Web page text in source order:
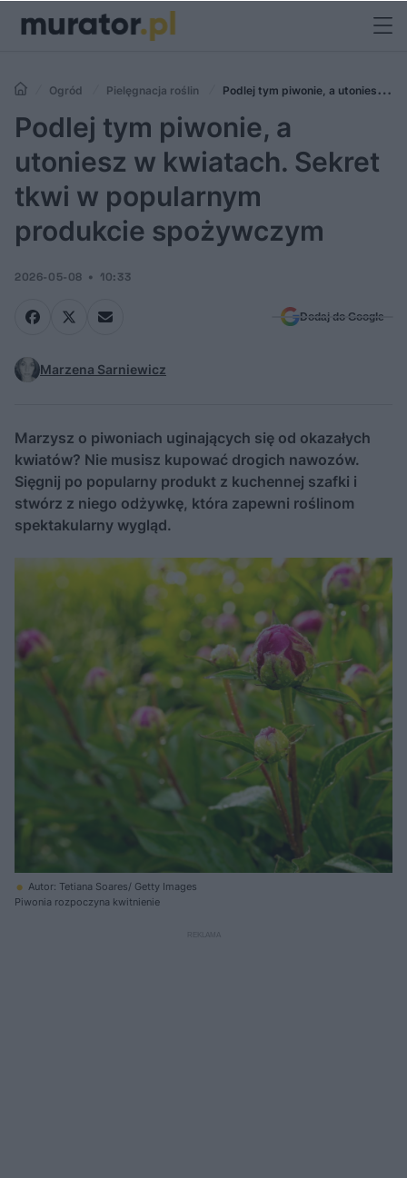
Ogród Pielęgnacja roślin
Podlej tym piwonie, a utoniesz w
kwiatach. Sekret tkwi w popularnym produkcie spożywczym
Podlej tym piwonie, a
utoniesz w kwiatach. Sekret
tkwi w popularnym
produkcie spożywczym
2026-05-08 10:33
Dodaj do Google
Marzena Sarniewicz
Marzysz o piwoniach uginających się od okazałych
kwiatów? Nie musisz kupować drogich nawozów.
Sięgnij po popularny produkt z kuchennej szafki i
stwórz z niego odżywkę, która zapewni roślinom
spektakularny wygląd.
Autor: Tetiana Soares/ Getty Images
Piwonia rozpoczyna kwitnienie